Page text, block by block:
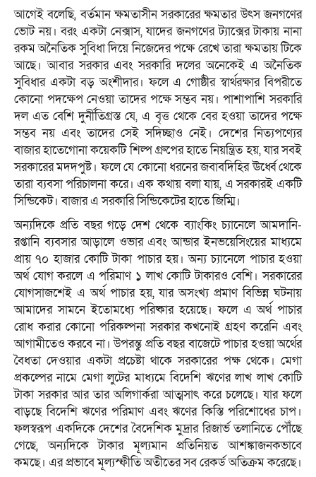
আগেই বলেছি, বর্তমান ক্ষমতাসীন সরকারের ক্ষমতার উৎস জনগণের
ভোট নয়। বরং একটা নেক্সাস, যাদের জনগণের ট্যাক্সের টাকায় নানা
রকম অনৈতিক সুবিধা দিয়ে নিজেদের পক্ষে রেখে তারা ক্ষমতায় টিকে
আছে। আবার সরকার এবং সরকারি দলের অনেকেই এ অনৈতিক
সুবিধার একটা বড় অংশীদার। ফলে এ গোষ্ঠীর স্বার্থরক্ষার বিপরীতে
কোনো পদক্ষেপ নেওয়া তাদের পক্ষে সম্ভব নয়। পাশাপাশি সরকারি
দল এত বেশি দুর্নীতিগ্রস্ত যে, এ বৃত্ত থেকে বের হওয়া তাদের পক্ষে
সম্ভব নয় এবং তাদের সেই সদিচ্ছাও নেই। দেশের নিত্যপণ্যের
বাজার হাতেগোনা কয়েকটি শিল্প গ্রুপের হাতে নিয়ন্ত্রিত হয়, যার সবই
সরকারের মদদপুষ্ট। ফলে যে কোনো ধরনের জবাবদিহির ঊর্ধ্বে থেকে
তারা ব্যবসা পরিচালনা করে। এক কথায় বলা যায়, এ সরকারই একটি
সিন্ডিকেট। বাজার এ সরকারি সিন্ডিকেটের হাতে জিম্মি।
অন্যদিকে প্রতি বছর গড়ে দেশ থেকে ব্যাংকিং চ্যানেলে আমদানি-
রপ্তানি ব্যবসার আড়ালে ওভার এবং আন্ডার ইনভয়েসিংয়ের মাধ্যমে
প্রায় ৭০ হাজার কোটি টাকা পাচার হয়। অন্য চ্যানেলে পাচার হওয়া
অর্থ যোগ করলে এ পরিমাণ ১ লাখ কোটি টাকারও বেশি। সরকারের
যোগসাজশেই এ অর্থ পাচার হয়, যার অসংখ্য প্রমাণ বিভিন্ন ঘটনায়
আমাদের সামনে ইতোমধ্যে পরিষ্কার হয়েছে। ফলে এ অর্থ পাচার
রোধ করার কোনো পরিকল্পনা সরকার কখনোই গ্রহণ করেনি এবং
আগামীতেও করবে না। উপরন্তু প্রতি বছর বাজেটে পাচার হওয়া অর্থের
বৈধতা দেওয়ার একটা প্রচেষ্টা থাকে সরকারের পক্ষ থেকে। মেগা
প্রকল্পের নামে মেগা লুটের মাধ্যমে বিদেশি ঋণের লাখ লাখ কোটি
টাকা সরকার আর তার অলিগার্করা আত্মসাৎ করে চলেছে। যার ফলে
বাড়ছে বিদেশি ঋণের পরিমাণ এবং ঋণের কিস্তি পরিশোধের চাপ।
ফলস্বরূপ একদিকে দেশের বৈদেশিক মুদ্রার রিজার্ভ তলানিতে পৌঁছে
গেছে, অন্যদিকে টাকার মূল্যমান প্রতিনিয়ত আশঙ্কাজনকভাবে
কমছে। এর প্রভাবে মূল্যস্ফীতি অতীতের সব রেকর্ড অতিক্রম করেছে।